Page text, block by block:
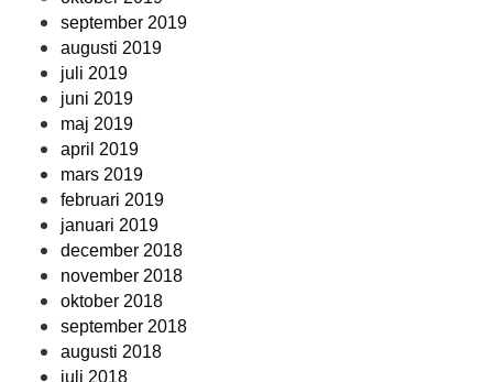
september 2019
augusti 2019
juli 2019
juni 2019
maj 2019
april 2019
mars 2019
februari 2019
januari 2019
december 2018
november 2018
oktober 2018
september 2018
augusti 2018
juli 2018